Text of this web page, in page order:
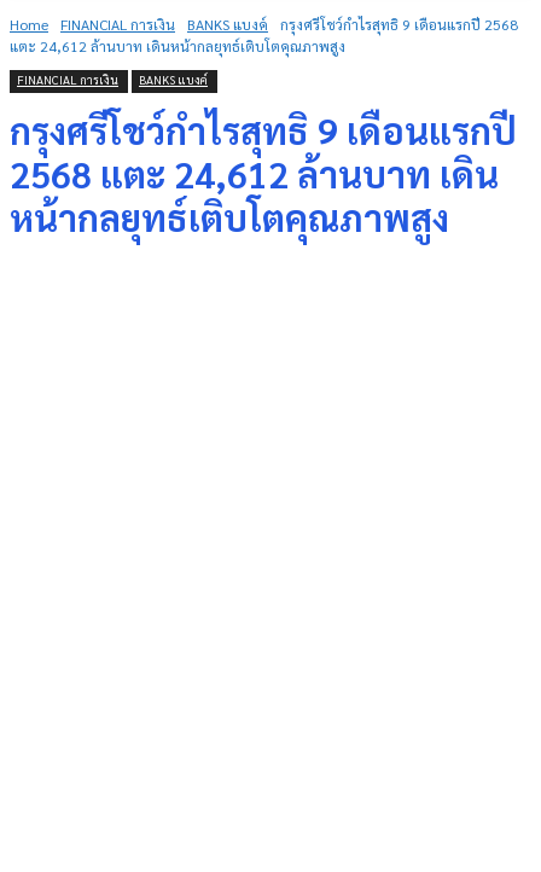
Home FINANCIAL การเงิน BANKS แบงค์
กรุงศรีโชว์กำไรสุทธิ 9 เดือนแรกปี 2568
แตะ 24,612 ล้านบาท เดินหน้ากลยุทธ์เติบโตคุณภาพสูง
FINANCIAL การเงิน BANKS แบงค์
กรุงศรีโชว์กำไรสุทธิ 9 เดือนแรกปี
2568 แตะ 24,612 ล้านบาท เดิน
หน้ากลยุทธ์เติบโตคุณภาพสูง